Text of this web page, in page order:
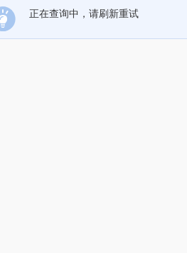
正在查询中，请刷新重试